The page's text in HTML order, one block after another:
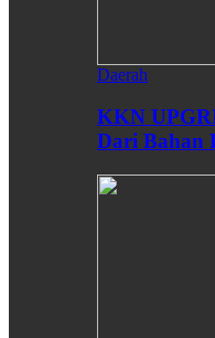
Daerah
KKN
Dari Bahan